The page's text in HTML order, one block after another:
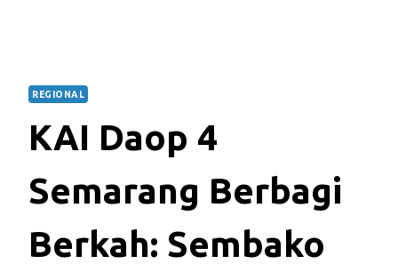
REGIONAL
KAI Daop 4
Semarang Berbagi
Berkah: Sembako